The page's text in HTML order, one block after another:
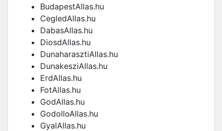
BudapestAllas.hu
CegledAllas.hu
DabasAllas.hu
DiosdAllas.hu
DunaharasztiAllas.hu
DunakesziAllas.hu
ErdAllas.hu
FotAllas.hu
GodAllas.hu
GodolloAllas.hu
GyalAllas.hu